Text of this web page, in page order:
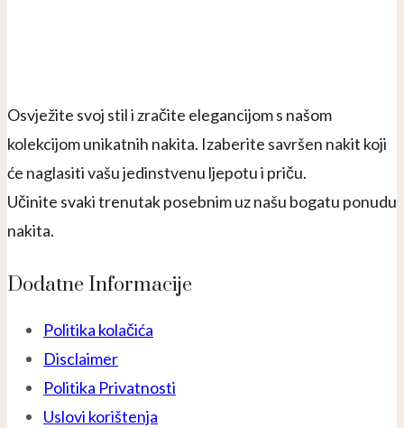
Osvježite svoj stil i zračite elegancijom s našom
kolekcijom unikatnih nakita. Izaberite savršen nakit koji
će naglasiti vašu jedinstvenu ljepotu i priču.
Učinite svaki trenutak posebnim uz našu bogatu ponudu
nakita.
Dodatne Informacije
Politika kolačića
Disclaimer
Politika Privatnosti
Uslovi korištenja